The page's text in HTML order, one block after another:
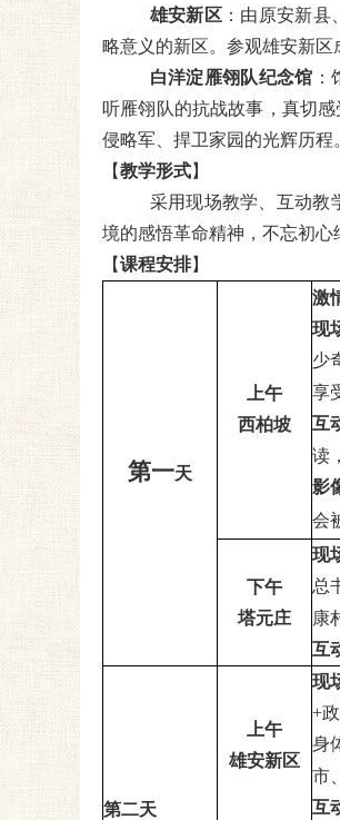
雄安新区 ：由原安新
略意义的新区。参观雄安新
白洋淀雁翎队纪念馆
听雁翎队的抗战故事，真切
侵略军、捍卫家园的光辉历程
【教学形式】
采用现场教学、互动教
境的感悟革命精神，不忘初心
【课程安排】
第一天
上午
西柏坡
激
现
少
享
互
读
影
会
下午
塔元庄
现
总
康
互
第二天
上午
雄安新区
现
+
身
市
互